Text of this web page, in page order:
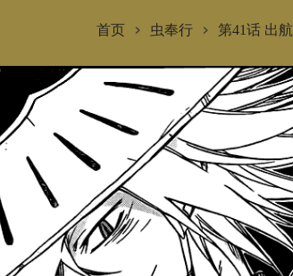
首页 虫奉行 第41话 出航